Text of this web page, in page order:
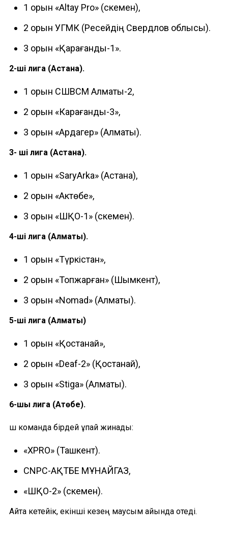
1 орын «Altay Pro» (Өскемен),
2 орын УГМК (Ресейдің Свердлов облысы).
3 орын «Қарағанды-1».
2-ші лига (Астана).
1 орын СШВСМ Алматы-2,
2 орын «Карағанды-3»,
3 орын «Ардагер» (Алматы).
3- ші лига (Астана).
1 орын «SaryArka» (Астана),
2 орын «Актөбе»,
3 орын «ШҚО-1» (Өскемен).
4-ші лига (Алматы).
1 орын «Түркістан»,
2 орын «Топжарған» (Шымкент),
3 орын «Nomad» (Алматы).
5-ші лига (Алматы)
1 орын «Қостанай»,
2 орын «Deaf-2» (Қостанай),
3 орын «Stiga» (Алматы).
6-шы лига (Ақтөбе).
Үш команда бірдей ұпай жинады:
«XPRO» (Ташкент).
CNPC-АҚТӨБЕ МҰНАЙГАЗ,
«ШҚО-2» (Өскемен).
Айта кетейік, екінші кезең маусым айында отеді.